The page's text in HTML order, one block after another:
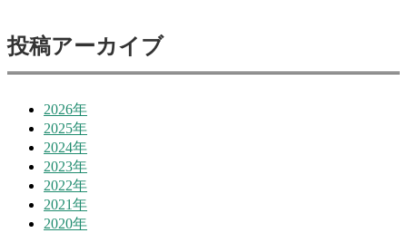
投稿アーカイブ
2026年
2025年
2024年
2023年
2022年
2021年
2020年